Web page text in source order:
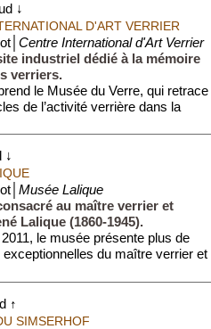
↓
D'ART VERRIER
Centre International d'Art Verrier
industriel dédié à la mémoire
verriers.
le Musée du Verre, qui retrace
de l’activité verrière dans la
↓
Musée Lalique
au maître verrier et
Lalique (1860-1945).
2011, le musée présente plus de
du maître verrier et
↑
SIMSERHOF